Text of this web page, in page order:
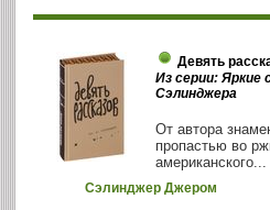
Девять
Из серии: Яркие
Сэлинджера
От автора
пропастью во
американского...
Сэлинджер Джером